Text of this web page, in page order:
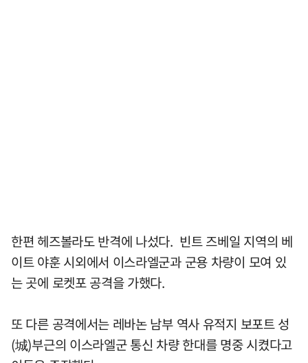
한편 헤즈볼라도 반격에 나섰다. 빈트 즈베일 지역의 베
이트 야훈 시외에서 이스라엘군과 군용 차량이 모여 있
는 곳에 로켓포 공격을 가했다.
또 다른 공격에서는 레바논 남부 역사 유적지 보포트 성
(城)부근의 이스라엘군 통신 차량 한대를 명중 시켰다고